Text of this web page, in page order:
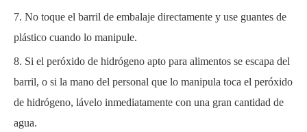
7. No toque el barril de embalaje directamente y use guantes de
plástico cuando lo manipule.
8. Si el peróxido de hidrógeno apto para alimentos se escapa del
barril, o si la mano del personal que lo manipula toca el peróxido
de hidrógeno, lávelo inmediatamente con una gran cantidad de
agua.